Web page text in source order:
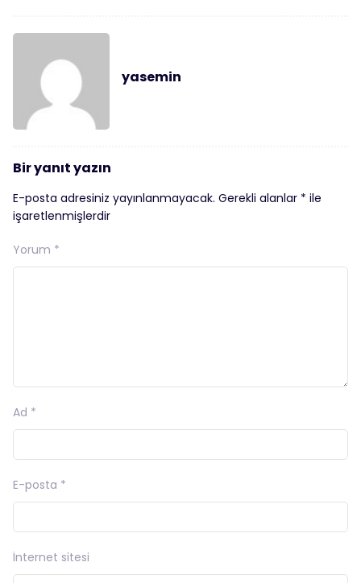
yasemin
Bir yanıt yazın
E-posta adresiniz yayınlanmayacak. Gerekli alanlar * ile
işaretlenmişlerdir
Yorum *
Ad *
E-posta *
İnternet sitesi